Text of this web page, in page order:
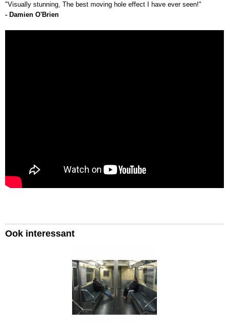
"Visually stunning, The best moving hole effect I have ever seen!"
- Damien O'Brien
Ook interessant